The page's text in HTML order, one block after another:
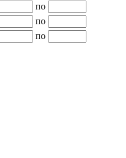
по
по
по